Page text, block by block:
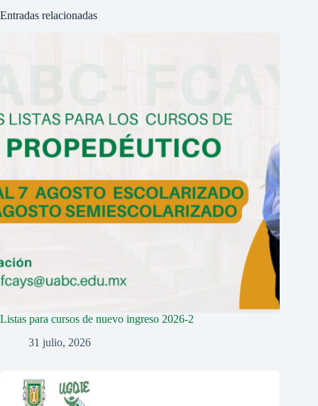
Entradas relacionadas
Listas para cursos de nuevo ingreso 2026-2
31 julio, 2026